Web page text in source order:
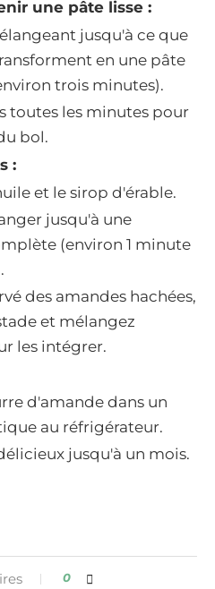
une pâte lisse :
jusqu'à ce que
en une pâte
trois minutes).
toutes les minutes pour
bol.
:
et le sirop d'érable.
jusqu'à une
(environ 1 minute
des amandes hachées,
et mélangez
les intégrer.
d'amande dans un
au réfrigérateur.
jusqu'à un mois.
0